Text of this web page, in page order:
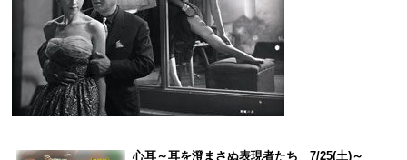
心耳～耳を澄まさぬ表現者たち 7/25(土)～